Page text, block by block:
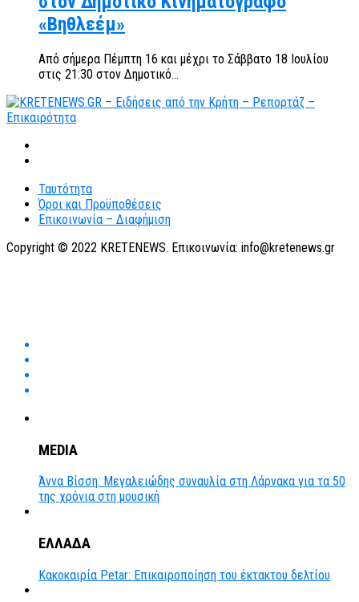
«Βηθλεέμ»
Από σήμερα Πέμπτη 16 και μέχρι το Σάββατο 18 Ιουλίου
στις 21:30 στον Δημοτικό...
Ταυτότητα
Όροι και Προϋποθέσεις
Επικοινωνία – Διαφήμιση
Copyright © 2022 KRETENEWS. Επικοινωνία: info@kretenews.gr
MEDIA
Άννα Βίσση: Μεγαλειώδης συναυλία στη Λάρνακα για τα 50
της χρόνια στη μουσική
ΕΛΛΑΔΑ
Κακοκαιρία Petar: Επικαιροποίηση του έκτακτου δελτίου